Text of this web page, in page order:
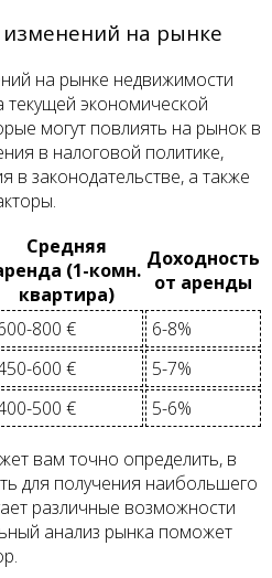
на рынке
на рынке недвижимости
текущей экономической
могут повлиять на рынок в
в налоговой политике,
в законодательстве, а также
Средняя
(1-комн.
квартира)
Доходность
от аренды
800 €
6-8%
600 €
5-7%
500 € 5-6%
вам точно определить, в
для получения наибольшего
различные возможности
анализ рынка поможет